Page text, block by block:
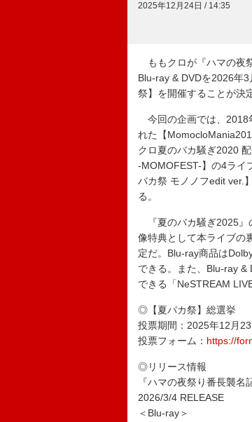
2025年12月24日 / 14:35
ももクロが『ハマの夜
Blu-ray & DVDを2026年
祭】を開催することが決
今回の企画では、2018
れた【
クロ夏のバカ騒ぎ2020
-MOMOFEST-】の4ライ
バカ祭 モノノフedit ver.
る。
『夏のバカ騒ぎ2025』
像特典として本ライブの
定だ。Blu-ray商品は
できる。また、Blu-ray &
できる「NeSTREAM
◎【夏バカ祭】総選挙
投票期間：2025年12月
投票フォーム： https://
◎リリース情報
『ハマの夜祭り番長襲
2026/3/4 RELEASE
＜Blu-ray＞